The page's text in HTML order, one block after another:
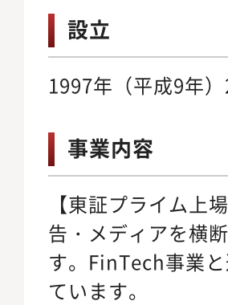
設立
1997年（平成9年
事業内容
【東証プライム上
告・メディアを横
す。FinTech事業
ています。